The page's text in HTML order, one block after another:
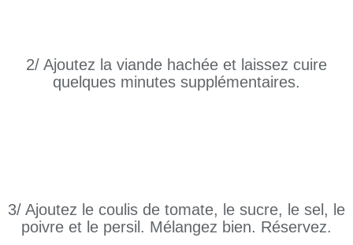
2/ Ajoutez la viande hachée et laissez cuire
quelques minutes supplémentaires.
3/ Ajoutez le coulis de tomate, le sucre, le sel, le
poivre et le persil. Mélangez bien. Réservez.